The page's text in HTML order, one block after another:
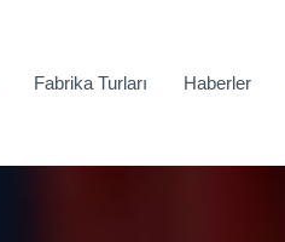
Fabrika Turları Haberler